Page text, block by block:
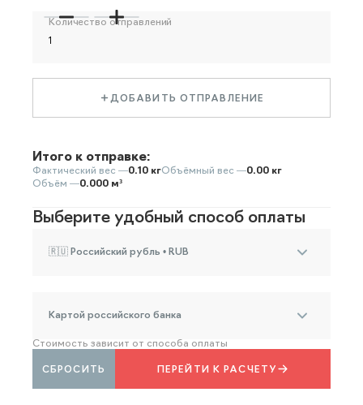
Количество отправлений
ДОБАВИТЬ ОТПРАВЛЕНИЕ
Итого к отправке:
Фактический вес —0.10 кгОбъёмный вес —0.00 кг
Объём —0.000 м³
Выберите удобный способ оплаты
🇷🇺 Российский рубль • RUB
Картой российского банка
Стоимость зависит от способа оплаты
ПЕРЕЙТИ К РАСЧЕТУ
СБРОСИТЬ